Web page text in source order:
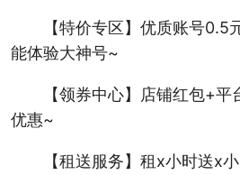
【特价专区】优质账号0.5
能体验大神号~
【领券中心】店铺红包+
优惠~
【租送服务】租x小时送x